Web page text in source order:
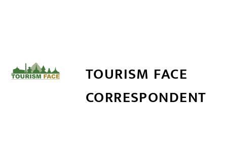
TOURISM FACE
CORRESPONDENT